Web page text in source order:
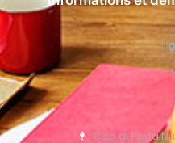
C.so di Porta